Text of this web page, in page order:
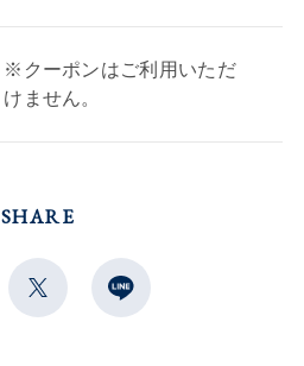
※クーポンはご利用いただ
けません。
SHARE